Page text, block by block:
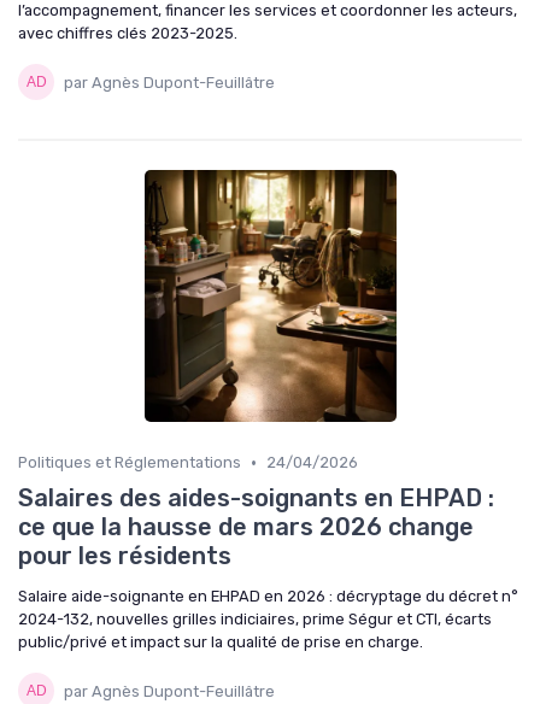
l’accompagnement, financer les services et coordonner les acteurs,
avec chiffres clés 2023-2025.
par Agnès Dupont-Feuillâtre
Politiques et Réglementations • 24/04/2026
Salaires des aides-soignants en EHPAD :
ce que la hausse de mars 2026 change
pour les résidents
Salaire aide-soignante en EHPAD en 2026 : décryptage du décret n°
2024-132, nouvelles grilles indiciaires, prime Ségur et CTI, écarts
public/privé et impact sur la qualité de prise en charge.
par Agnès Dupont-Feuillâtre